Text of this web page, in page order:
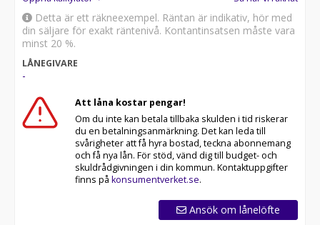
Detta är ett räkneexempel. Räntan är indikativ, hör med
din säljare för exakt räntenivå. Kontantinsatsen måste vara
minst 20 %.
LÅNEGIVARE
-
Att låna kostar pengar!
Om du inte kan betala tillbaka skulden i tid riskerar
du en betalningsanmärkning. Det kan leda till
svårigheter att få hyra bostad, teckna abonnemang
och få nya lån. För stöd, vänd dig till budget- och
skuldrådgivningen i din kommun. Kontaktuppgifter
finns på konsumentverket.se.
Ansök om lånelöfte